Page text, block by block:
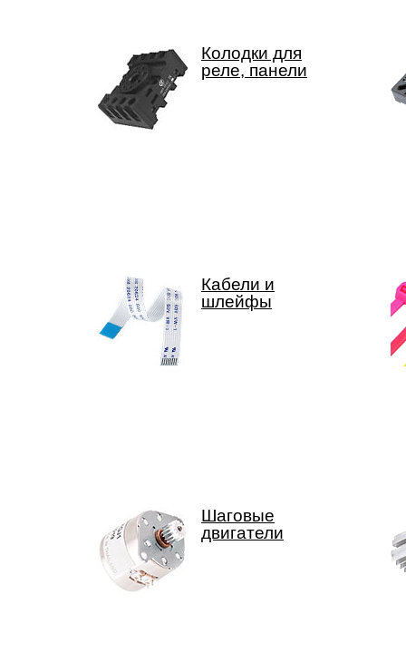
Колодки для
реле, панели
Кабели и
шлейфы
Шаговые
двигатели